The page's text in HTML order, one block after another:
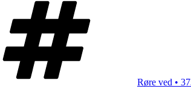
Røre ved •